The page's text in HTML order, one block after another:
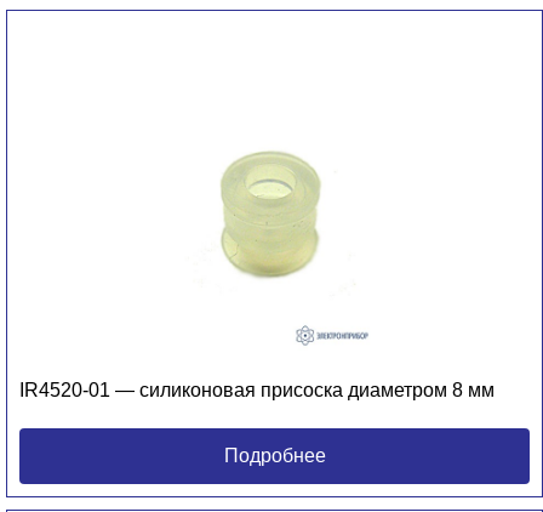
IR4520-01 — силиконовая присоска диаметром 8 мм
Подробнее